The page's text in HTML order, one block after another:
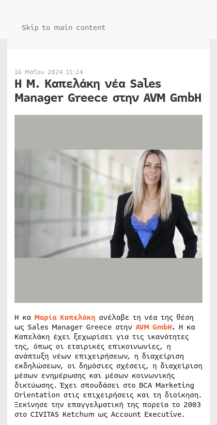
Skip to main content
16 Μαΐου 2024 11:24
Η Μ. Καπελάκη νέα Sales
Manager Greece στην AVM GmbH
Η κα Μαρία Καπελάκη ανέλαβε τη νέα της θέση
ως Sales Manager Greece στην AVM GmbH. Η κα
Καπελάκη έχει ξεχωρίσει για τις ικανότητες
της, όπως οι εταιρικές επικοινωνίες, η
ανάπτυξη νέων επιχειρήσεων, η διαχείριση
εκδηλώσεων, οι δημόσιες σχέσεις, η διαχείριση
μέσων ενημέρωσης και μέσων κοινωνικής
δικτύωσης. Έχει σπουδάσει στο BCA Marketing
Orientation στις επιχειρήσεις και τη διοίκηση.
Ξεκίνησε την επαγγελματική της πορεία το 2003
στο CIVITAS Ketchum ως Account Executive.